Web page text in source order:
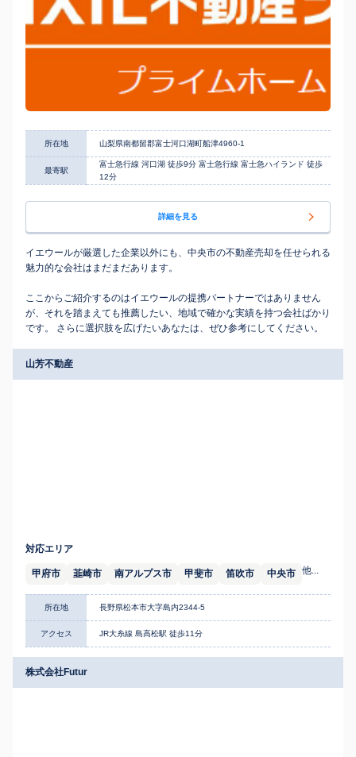
所在地 山梨県南都留郡富士河口湖町船津4960-1
最寄駅
富士急行線 河口湖 徒歩9分 富士急行線 富士急ハイランド 徒歩
12分
詳細を見る
イエウールが厳選した企業以外にも、中央市の不動産売却を任せられる
魅力的な会社はまだまだあります。
ここからご紹介するのはイエウールの提携パートナーではありません
が、それを踏まえても推薦したい、地域で確かな実績を持つ会社ばかり
です。 さらに選択肢を広げたいあなたは、ぜひ参考にしてください。
山芳不動産
対応エリア
甲府市 韮崎市 南アルプス市 甲斐市 笛吹市 中央市 他...
所在地 長野県松本市大字島内2344-5
アクセス JR大糸線 島高松駅 徒歩11分
株式会社Futur